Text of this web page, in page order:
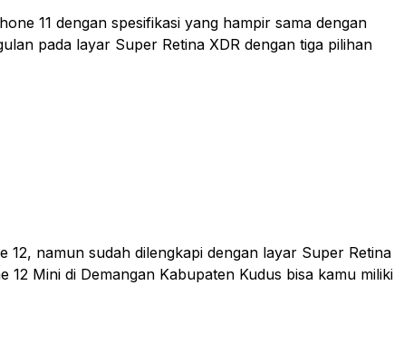
11 dengan spesifikasi yang hampir sama dengan
pada layar Super Retina XDR dengan tiga pilihan
12, namun sudah dilengkapi dengan layar Super Retina
Mini di Demangan Kabupaten Kudus bisa kamu miliki